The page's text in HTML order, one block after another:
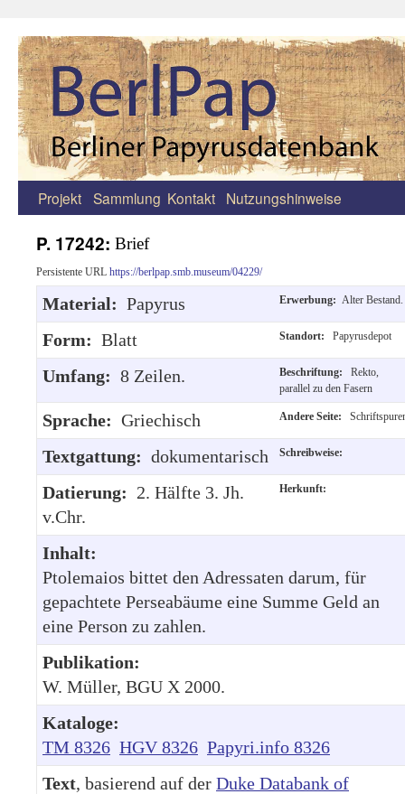
Zum
springen
Projekt Sammlung Kontakt Nutzungshinweise
P. 17242: Brief
Persistente URL https://berlpap.smb.museum/04229/
Material: Papyrus Erwerbung: Alter Bestand.
Form: Blatt Standort: Papyrusdepot
Umfang: 8 Zeilen. Beschriftung:
Rekto,
parallel zu den Fasern
Sprache: Griechisch Andere Seite:
Textgattung: dokumentarisch Schreibweise:
Datierung: 2. Hälfte 3. Jh.
v.Chr.
Herkunft:
Inhalt:
Ptolemaios bittet den Adressaten darum, für
gepachtete Perseabäume eine Summe Geld an
eine Person zu zahlen.
Publikation:
W. Müller, BGU X 2000.
Kataloge:
TM 8326 HGV 8326 Papyri.info 8326
Text, basierend auf der Duke Databank of